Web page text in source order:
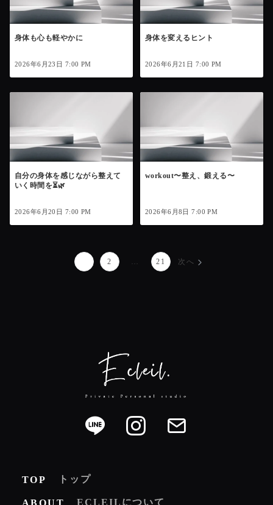
身体も心も軽やかに
2026年6月23日 7:00 PM
身体を変えるヒント
2026年6月21日 7:00 PM
自分の身体を感じながら整えて
いく時間を⏳🌿
2026年6月20日 7:00 PM
workout〜整え、鍛える〜
2026年6月8日 7:00 PM
2 … 21 次へ
TOP トップ
ABOUT ECLEILについて